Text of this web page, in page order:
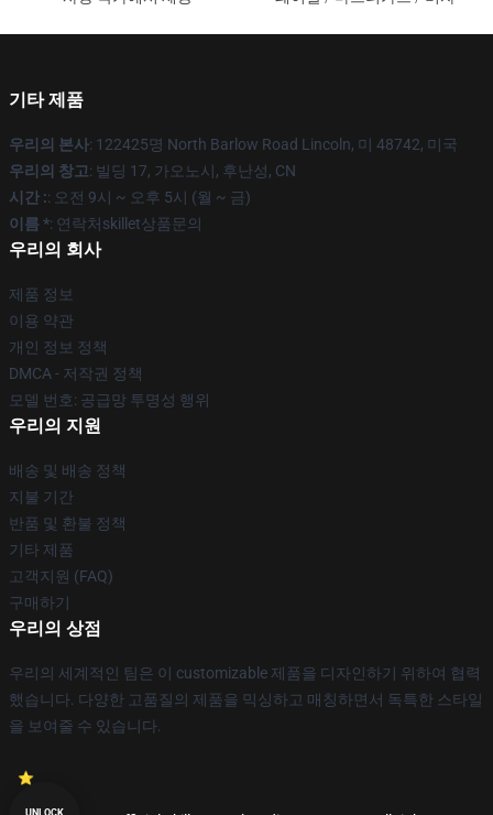
기타 제품
우리의 본사: 122425명 North Barlow Road Lincoln, 미 48742, 미국
우리의 창고: 빌딩 17, 가오노시, 후난성, CN
시간 :: 오전 9시 ~ 오후 5시 (월 ~ 금)
이름 *: 연락처skillet상품문의
우리의 회사
제품 정보
이용 약관
개인 정보 정책
DMCA - 저작권 정책
모델 번호: 공급망 투명성 행위
우리의 지원
배송 및 배송 정책
지불 기간
반품 및 환불 정책
기타 제품
고객지원 (FAQ)
구매하기
우리의 상점
우리의 세계적인 팀은 이 customizable 제품을 디자인하기 위하여 협력
했습니다. 다양한 고품질의 제품을 믹싱하고 매칭하면서 독특한 스타일
을 보여줄 수 있습니다.
UNLOCK